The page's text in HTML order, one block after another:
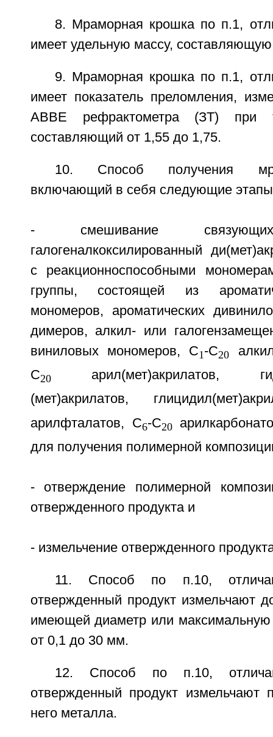
8. Мраморная крошка по п.1,
имеет удельную массу,
9. Мраморная крошка по п.1,
имеет показатель преломления,
АВВЕ рефрактометра (ЗТ) при
составляющий от 1,55 до 1,75.
10. Способ получения
включающий в себя следующие
- смешивание
галогеналкоксилированный
с реакционноспособными
группы, состоящей из
мономеров, ароматических
димеров, алкил- или
виниловых мономеров, C1-C20
C20арил(мет)акрилатов,
(мет)акрилатов,
арилфталатов, C6-C20
для получения полимерной
- отверждение полимерной
отвержденного продукта и
- измельчение отвержденного
11. Способ по п.10,
отвержденный продукт измельчают
имеющей диаметр или максимальную
от 0,1 до 30 мм.
12. Способ по п.10,
отвержденный продукт измельчают
него металла.